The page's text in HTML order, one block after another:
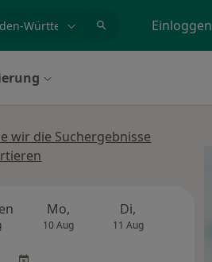
Einloggen
wir die Suchergebnisse
Mo,
10 Aug
Di,
11 Aug